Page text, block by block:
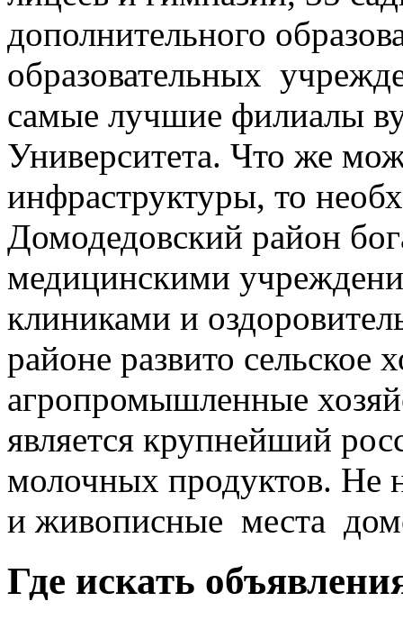
дополнительного
образовательных
самые лучшие филиалы
Университета. Что же
инфраструктуры, то
Домодедовский район
медицинскими
клиниками и
районе развито сельское
агропромышленные
является крупнейший
молочных продуктов. Не
и живописные места
Где искать